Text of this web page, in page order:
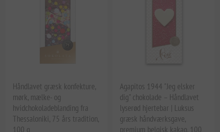
Håndlavet græsk konfekture,
mørk, mælke- og
hvidchokoladeblanding fra
Thessaloniki, 75 års tradition,
100 g
Agapitos 1944 "Jeg elsker
dig" chokolade – Håndlavet
lyserød hjertebar | Luksus
græsk håndværksgave,
premium belgisk kakao, 100